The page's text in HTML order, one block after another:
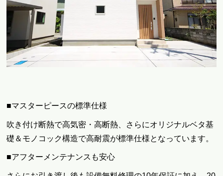
■マスターピースの標準仕様
吹き付け断熱で高気密・高断熱、さらにオリジナルベタ基
礎＆モノコック構造で高耐震が標準仕様となっています。
■アフターメンテナンスも安心